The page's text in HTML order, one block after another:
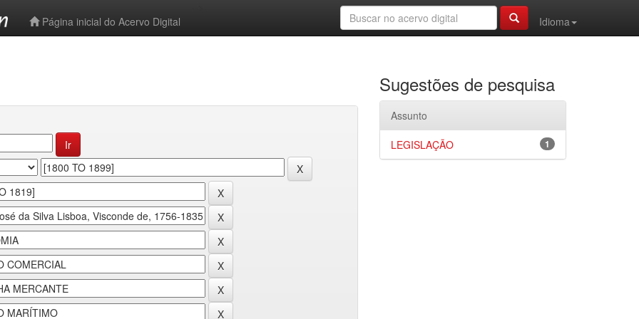
Página inicial do Acervo Digital
Idioma
Sugestões de pesquisa
Assunto
1
LEGISLAÇÃO